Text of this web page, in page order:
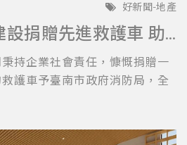
好新聞-地產
不忘初心 海富建設捐贈先進救護車 助力台南消防局提升救護效能
持企業社會責任，慷慨捐贈一
護車予臺南市政府消防局，全